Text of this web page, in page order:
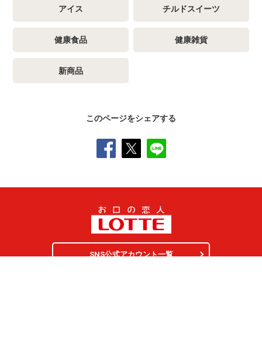
アイス チルドスイーツ
健康食品 健康雑貨
新商品
このページをシェアする
SNS公式アカウント一覧